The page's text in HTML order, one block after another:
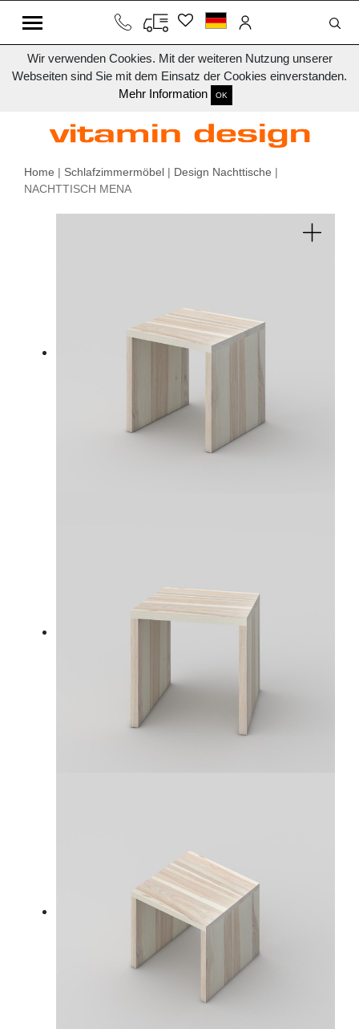
Wir verwenden Cookies. Mit der weiteren Nutzung unserer
Webseiten sind Sie mit dem Einsatz der Cookies einverstanden.
Mehr Information
OK
Home | Schlafzimmermöbel | Design Nachttische |
NACHTTISCH MENA